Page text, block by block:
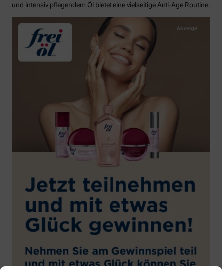
und intensiv pflegendem Öl bietet eine vielseitige Anti-Age Routine.